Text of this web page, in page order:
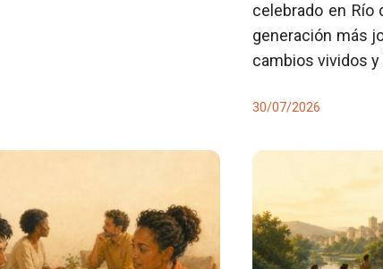
celebrado en Río
generación más
cambios vividos
30/07/2026